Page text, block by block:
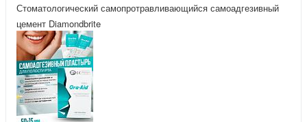
Стоматологический самопротравливающийся самоадгезивный
цемент Diamondbrite